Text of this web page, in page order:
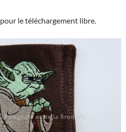
pour le téléchargement libre.